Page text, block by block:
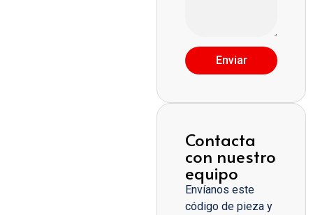
Enviar
Contacta
con nuestro
equipo
Envíanos este
código de pieza y